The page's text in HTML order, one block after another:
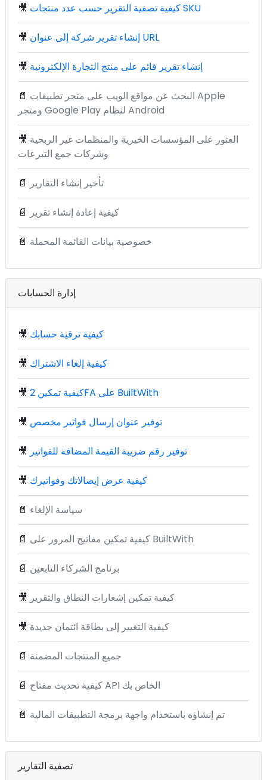
🎥 كيفية تصفية التقرير حسب عدد منتجات SKU
🎥 إنشاء تقرير شركة إلى عنوان URL
🎥 إنشاء تقرير قائم على منتج التجارة الإلكترونية
📄 البحث عن مواقع الويب على متجر تطبيقات Apple
ومتجر Google Play لنظام Android
🎥 العثور على المؤسسات الخيرية والمنظمات غير الربحية
وشركات جمع التبرعات
📄 تأخير إنشاء التقارير
📄 كيفية إعادة إنشاء تقرير
📄 خصوصية بيانات القائمة المحملة
إدارة الحسابات
🎥 كيفية ترقية حسابك
🎥 كيفية إلغاء الاشتراك
🎥 كيفية تمكين 2FA على BuiltWith
🎥 توفير عنوان إرسال فواتير مخصص
🎥 توفير رقم ضريبة القيمة المضافة للفواتير
🎥 كيفية عرض إيصالاتك وفواتيرك
📄 سياسة الإلغاء
📄 كيفية تمكين مفاتيح المرور على BuiltWith
📄 برنامج الشركاء التابعين
🎥 كيفية تمكين إشعارات النطاق والتقرير
🎥 كيفية التغيير إلى بطاقة ائتمان جديدة
📄 جميع المنتجات المضمنة
📄 كيفية تحديث مفتاح API الخاص بك
📄 تم إنشاؤه باستخدام واجهة برمجة التطبيقات المالية
تصفية التقارير